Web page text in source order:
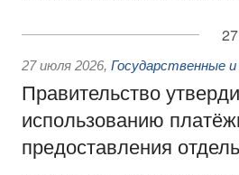
27 июля 2026, Государственные
Правительство
использованию
предоставления